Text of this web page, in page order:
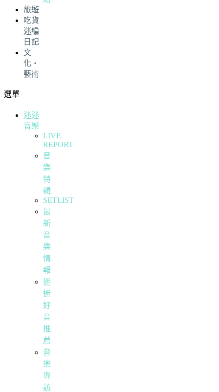
旅遊
吃貨
迷編
日記
文
化・
藝術
選單
迷迷
音樂
LIVE
REPORT
音
樂
特
輯
SETLIST
最
新
音
樂
情
報
迷
迷
好
音
推
薦
音
樂
專
訪